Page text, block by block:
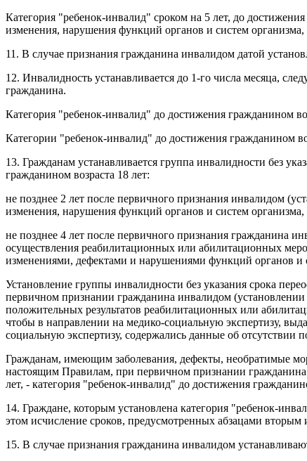
Категория "ребенок-инвалид" сроком на 5 лет, до
изменения, нарушения функций органов и систем
11. В случае признания гражданина инвалидом датой
12. Инвалидность устанавливается до 1-го числа месяца,
гражданина.
Категория "ребенок-инвалид" до достижения гражданином
Категории "ребенок-инвалид" до достижения гражданином
13. Гражданам устанавливается группа инвалидности без
гражданином возраста 18 лет:
не позднее 2 лет после первичного признания инвалидом
изменения, нарушения функций органов и систем
не позднее 4 лет после первичного признания гражданина
осуществления реабилитационных или абилитационных
изменениями, дефектами и нарушениями функций органов
Установление группы инвалидности без указания срока
первичном признании гражданина инвалидом
положительных результатов реабилитационных или
чтобы в направлении на медико-социальную экспертизу,
социальную экспертизу, содержались данные об
Гражданам, имеющим заболевания, дефекты, необратимые
настоящим Правилам, при первичном признании гражданина
лет, - категория "ребенок-инвалид" до достижения
14. Граждане, которым установлена категория "ребенок-
этом исчисление сроков, предусмотренных абзацами
15. В случае признания гражданина инвалидом